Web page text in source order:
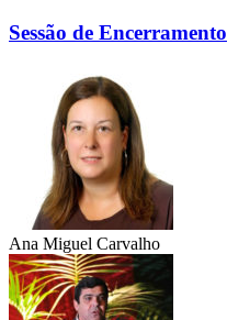
Sessão de Encerramento
Ana Miguel Carvalho